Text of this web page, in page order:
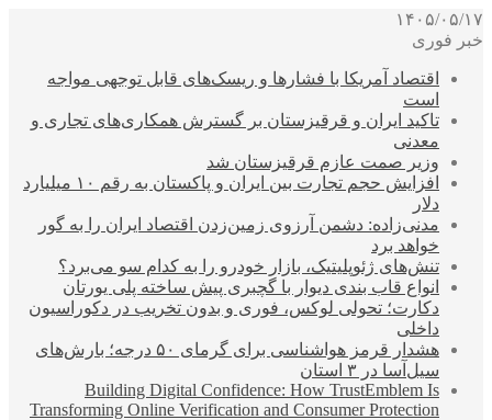
۱۴۰۵/۰۵/۱۷
خبر فوری
اقتصاد آمریکا با فشارها و ریسک‌های قابل توجهی مواجه
است
تاکید ایران و قرقیزستان بر گسترش همکاری‌های تجاری و
معدنی
وزیر صمت عازم قرقیزستان شد
افزایش حجم تجارت بین ایران و پاکستان به رقم ۱۰ میلیارد
دلار
مدنی‌زاده: دشمن آرزوی زمین‌زدن اقتصاد ایران را به گور
خواهد برد
تنش‌های ژئوپلیتیک، بازار خودرو را به کدام سو می‌برد؟
انواع قاب بندی دیوار با گچبری پیش ساخته پلی یورتان
دکارت؛ تحولی لوکس، فوری و بدون تخریب در دکوراسیون
داخلی
هشدار قرمز هواشناسی برای گرمای ۵۰ درجه؛ بارش‌های
سیل‌آسا در ۳ استان
Building Digital Confidence: How TrustEmblem Is
Transforming Online Verification and Consumer Protection